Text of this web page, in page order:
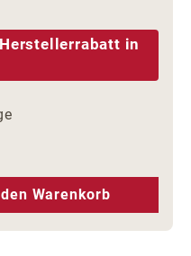
in
den
Warenkorb